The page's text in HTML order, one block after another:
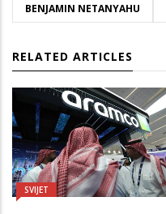
BENJAMIN NETANYAHU
RELATED ARTICLES
SVIJET